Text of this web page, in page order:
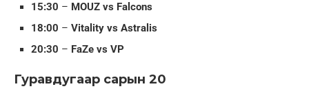
15:30 – MOUZ vs Falcons
18:00 – Vitality vs Astralis
20:30 – FaZe vs VP
Гуравдугаар сарын 20